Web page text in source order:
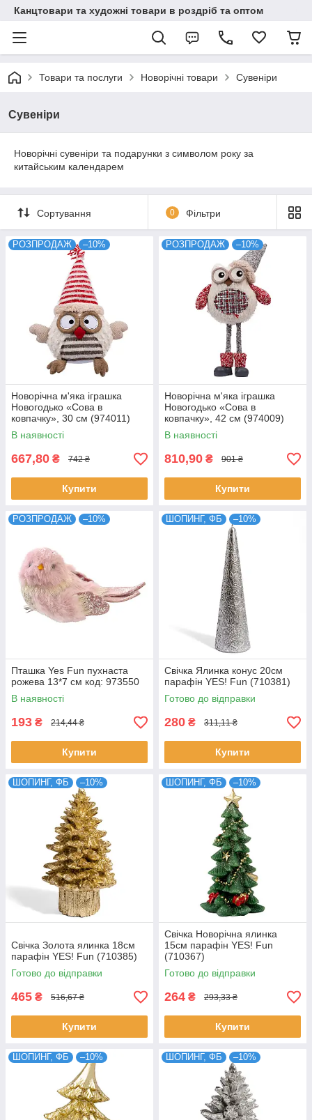
Канцтовари та художні товари в роздріб та оптом
Товари та послуги Новорічні товари Сувеніри
Сувеніри
Новорічні сувеніри та подарунки з символом року за
китайським календарем
Сортування 0 Фільтри
РОЗПРОДАЖ –10%
Новорічна м'яка іграшка
Новогодько «Сова в
ковпачку», 30 см (974011)
В наявності
667,80 ₴ 742 ₴
Купити
РОЗПРОДАЖ –10%
Новорічна м'яка іграшка
Новогодько «Сова в
ковпачку», 42 см (974009)
В наявності
810,90 ₴ 901 ₴
Купити
РОЗПРОДАЖ –10%
Пташка Yes Fun пухнаста
рожева 13*7 см код: 973550
В наявності
193 ₴ 214,44 ₴
Купити
ШОПИНГ, ФБ –10%
Свічка Ялинка конус 20см
парафін YES! Fun (710381)
Готово до відправки
280 ₴ 311,11 ₴
Купити
ШОПИНГ, ФБ –10%
Свічка Золота ялинка 18см
парафін YES! Fun (710385)
Готово до відправки
465 ₴ 516,67 ₴
Купити
ШОПИНГ, ФБ –10%
Свічка Новорічна ялинка
15см парафін YES! Fun
(710367)
Готово до відправки
264 ₴ 293,33 ₴
Купити
ШОПИНГ, ФБ –10% ШОПИНГ, ФБ –10%